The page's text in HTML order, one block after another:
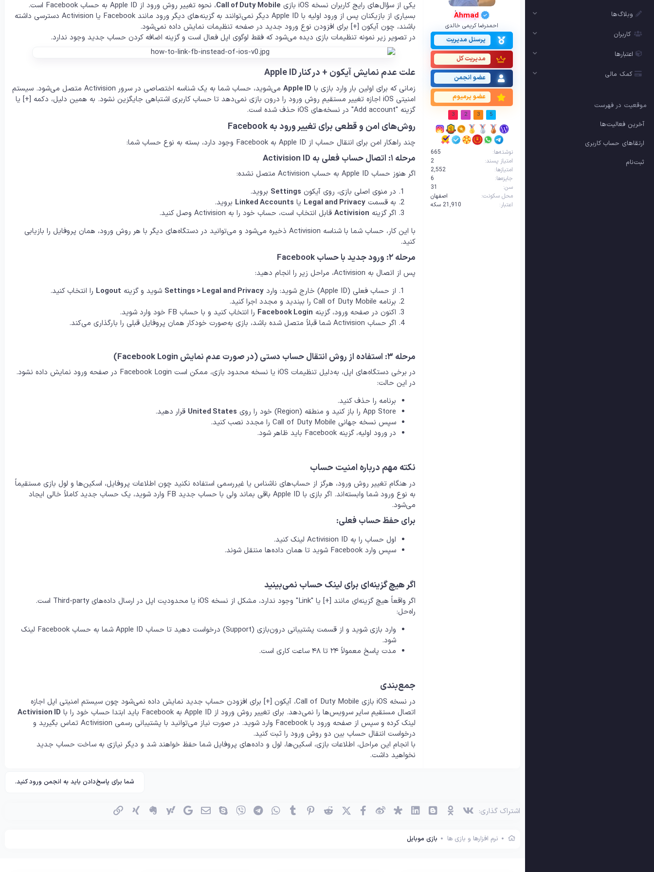
وبلاگ‌ها
کاربران
اعتبارها
کمک مالی
موقعیت در فهرست
آخرین فعالیت‌ها
ارتقاهای حساب کاربری
ثبت‌نام
Ahmad
احمدرضا کریمی خالدی
پرسنل مدیریت
مدیریت کل
عضو انجمن
عضو پرمیوم
5
3
2
3
نوشته‌ها
665
امتیاز پسند
2
امتیازها
2,552
جایزه‌ها
6
سن
31
محل سکونت
اصفهان
اعتبار
21,910‌ سکه
یکی از سؤال‌های رایج کاربران نسخه iOS بازی Call of Duty Mobile
، نحوه تغییر روش ورود از Apple ID به حساب Facebook است.
بسیاری از بازیکنان پس از ورود اولیه با Apple ID دیگر نمی‌توانند به گزینه‌های دیگر ورود مانند Facebook یا Activision دسترسی داشته
باشند، چون آیکون [+] برای افزودن نوع ورود جدید در صفحه تنظیمات نمایش داده نمی‌شود.
در تصویر زیر نمونه تنظیمات بازی دیده می‌شود که فقط لوگوی اپل فعال است و گزینه اضافه کردن حساب جدید وجود ندارد.
علت عدم نمایش آیکون + در کنار Apple ID
زمانی که برای اولین بار وارد بازی با Apple ID
می‌شوید، حساب شما به یک شناسه اختصاصی در سرور Activision متصل می‌شود. سیستم
امنیتی iOS اجازه تغییر مستقیم روش ورود را درون بازی نمی‌دهد تا حساب کاربری اشتباهی جایگزین نشود. به همین دلیل، دکمه [+] یا
گزینه "Add account" در نسخه‌های iOS حذف شده است.
روش‌های امن و قطعی برای تغییر ورود به Facebook
چند راهکار امن برای انتقال حساب از Apple ID به Facebook وجود دارد، بسته به نوع حساب شما:
مرحله ۱: اتصال حساب فعلی به Activision ID
اگر هنوز حساب Apple ID به حساب Activision متصل نشده:
در منوی اصلی بازی، روی آیکون Settings بروید.
به قسمت Legal and Privacy یا Linked Accounts بروید.
اگر گزینه Activision قابل انتخاب است، حساب خود را به Activision وصل کنید.
با این کار، حساب شما با شناسه Activision ذخیره می‌شود و می‌توانید در دستگاه‌های دیگر با هر روش ورود، همان پروفایل را بازیابی
کنید.
مرحله ۲: ورود جدید با حساب Facebook
پس از اتصال به Activision، مراحل زیر را انجام دهید:
از حساب فعلی (Apple ID) خارج شوید: وارد
Settings > Legal and Privacy شوید و گزینه Logout را انتخاب کنید.
برنامه Call of Duty Mobile را ببندید و مجدد اجرا کنید.
اکنون در صفحه ورود، گزینه Facebook Login را انتخاب کنید و با حساب FB خود وارد شوید.
اگر حساب Activision شما قبلاً متصل شده باشد، بازی به‌صورت خودکار همان پروفایل قبلی را بارگذاری می‌کند.
مرحله ۳: استفاده از روش انتقال حساب دستی (در صورت عدم نمایش Facebook Login)
در برخی دستگاه‌های اپل، به‌دلیل تنظیمات iOS یا نسخه محدود بازی، ممکن است Facebook Login در صفحه ورود نمایش داده نشود.
در این حالت:
برنامه را حذف کنید.
App Store را باز کنید و منطقه (Region) خود را روی
United States قرار دهید.
سپس نسخه جهانی Call of Duty Mobile را مجدد نصب کنید.
در ورود اولیه، گزینه Facebook باید ظاهر شود.
نکته مهم درباره امنیت حساب
در هنگام تغییر روش ورود، هرگز از حساب‌های ناشناس یا غیررسمی استفاده نکنید چون اطلاعات پروفایل، اسکین‌ها و لول بازی مستقیماً
به نوع ورود شما وابسته‌اند. اگر بازی با Apple ID باقی بماند ولی با حساب جدید FB وارد شوید، یک حساب جدید کاملاً خالی ایجاد
می‌شود.
برای حفظ حساب فعلی:
اول حساب را به Activision ID لینک کنید.
سپس وارد Facebook شوید تا همان داده‌ها منتقل شوند.
اگر هیچ گزینه‌ای برای لینک حساب نمی‌بینید
اگر واقعاً هیچ گزینه‌ای مانند [+] یا "Link" وجود ندارد، مشکل از نسخه iOS یا محدودیت اپل در ارسال داده‌های Third-party است.
راه‌حل:
وارد بازی شوید و از قسمت پشتیبانی درون‌بازی (Support) درخواست دهید تا حساب Apple ID شما به حساب Facebook لینک
شود.
مدت پاسخ معمولاً ۲۴ تا ۴۸ ساعت کاری است.
جمع‌بندی
در نسخه iOS بازی Call of Duty Mobile، آیکون [+] برای افزودن حساب جدید نمایش داده نمی‌شود چون سیستم امنیتی اپل اجازه
اتصال مستقیم سایر سرویس‌ها را نمی‌دهد. برای تغییر روش ورود از Apple ID به Facebook باید ابتدا حساب خود را با
Activision ID
لینک کرده و سپس از صفحه ورود با Facebook وارد شوید. در صورت نیاز می‌توانید با پشتیبانی رسمی Activision تماس بگیرید و
درخواست انتقال حساب بین دو روش ورود را ثبت کنید.
با انجام این مراحل، اطلاعات بازی، اسکین‌ها، لول و داده‌های پروفایل شما حفظ خواهند شد و دیگر نیازی به ساخت حساب جدید
نخواهید داشت.
شما برای پاسخ‌دادن باید به انجمن ورود کنید.
اشتراک گذاری: وی‌کی اوکی (OK) بلاگر لینکدین دیاسپورا ویبو فیسبوک ردیت پینترستTumblr واتساپ تلگرام وایبر اسکایپ ایمیل گوگل یاهو اِورنُت زینگ
نرم افزارها و بازی ها بازی موبایل